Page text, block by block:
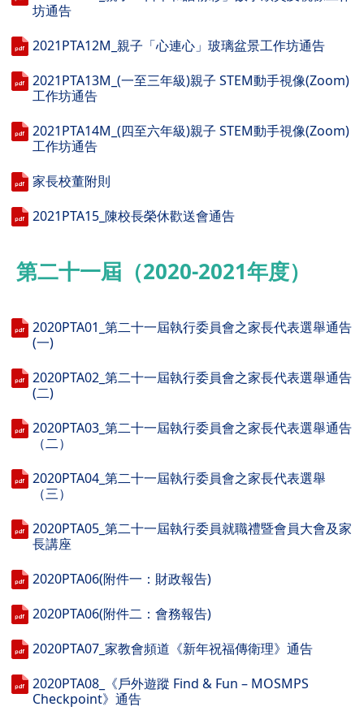
坊通告
2021PTA12M_親子「心連心」玻璃盆景工作坊通告
2021PTA13M_(一至三年級)親子 STEM動手視像(Zoom)
工作坊通告
2021PTA14M_(四至六年級)親子 STEM動手視像(Zoom)
工作坊通告
家長校董附則
2021PTA15_陳校長榮休歡送會通告
第二十一屆（2020-2021年度）
2020PTA01_第二十一屆執行委員會之家長代表選舉通告
(一)
2020PTA02_第二十一屆執行委員會之家長代表選舉通告
(二)
2020PTA03_第二十一屆執行委員會之家長代表選舉通告
（二）
2020PTA04_第二十一屆執行委員會之家長代表選舉
（三）
2020PTA05_第二十一屆執行委員就職禮暨會員大會及家
長講座
2020PTA06(附件一：財政報告)
2020PTA06(附件二：會務報告)
2020PTA07_家教會頻道《新年祝福傳衛理》通告
2020PTA08_《戶外遊蹤 Find & Fun – MOSMPS
Checkpoint》通告